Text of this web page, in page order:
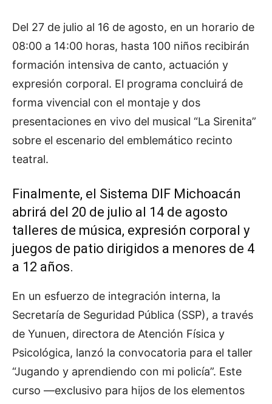
Del 27 de julio al 16 de agosto, en un horario de
08:00 a 14:00 horas, hasta 100 niños recibirán
formación intensiva de canto, actuación y
expresión corporal. El programa concluirá de
forma vivencial con el montaje y dos
presentaciones en vivo del musical “La Sirenita”
sobre el escenario del emblemático recinto
teatral.
Finalmente, el Sistema DIF Michoacán
abrirá del 20 de julio al 14 de agosto
talleres de música, expresión corporal y
juegos de patio dirigidos a menores de 4
a 12 años.
En un esfuerzo de integración interna, la
Secretaría de Seguridad Pública (SSP), a través
de Yunuen, directora de Atención Física y
Psicológica, lanzó la convocatoria para el taller
“Jugando y aprendiendo con mi policía”. Este
curso —exclusivo para hijos de los elementos